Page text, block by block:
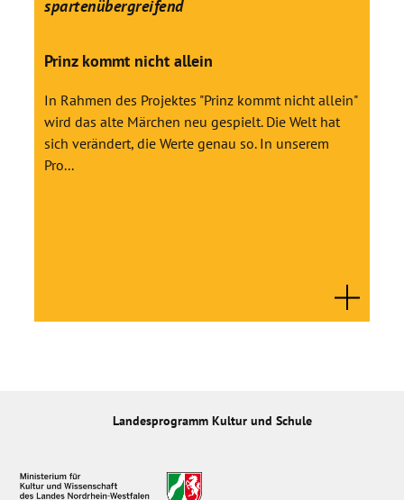
spartenübergreifend
Prinz kommt nicht allein
In Rahmen des Projektes "Prinz kommt nicht allein"
wird das alte Märchen neu gespielt. Die Welt hat
sich verändert, die Werte genau so. In unserem
Pro...
Landesprogramm Kultur und Schule